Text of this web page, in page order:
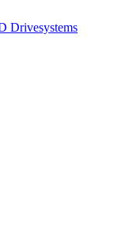
Drivesystems